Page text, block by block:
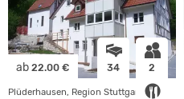
ab 22.00 € 34 2
Plüderhausen, Region Stuttgart